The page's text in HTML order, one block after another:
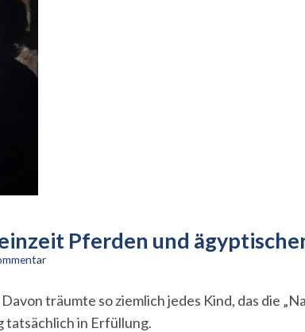
Pferden und
zu
Museum
–
träumte so ziemlich jedes Kind, das die
tatsächlich in Erfüllung.